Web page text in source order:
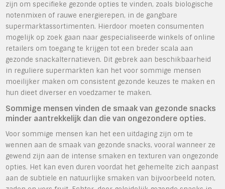
zijn om specifieke gezonde opties te vinden, zoals biologische
notenmixen of rauwe energierepen, in de gangbare
supermarktassortimenten. Hierdoor moeten consumenten
mogelijk op zoek gaan naar gespecialiseerde winkels of online
retailers om toegang te krijgen tot een breder scala aan
gezonde snackalternatieven. Dit gebrek aan beschikbaarheid
in reguliere supermarkten kan het voor sommige mensen
moeilijker maken om consistent gezonde keuzes te maken en
hun dieet diverser en voedzamer te maken.
Sommige mensen vinden de smaak van gezonde snacks
minder aantrekkelijk dan die van ongezondere opties.
Voor sommige mensen kan het een uitdaging zijn om te
wennen aan de smaak van gezonde snacks, vooral wanneer ze
gewend zijn aan de intense smaken en texturen van ongezonde
opties. Het kan even duren voordat het gehemelte zich aanpast
aan de subtiele en natuurlijke smaken van bijvoorbeeld noten,